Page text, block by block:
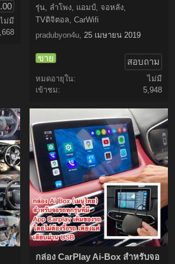
ไม่มี
รุ่น, ลำโพง, แอมป์, จอหลัง,
TVดิจิตอล, CarWifi
pradubyon4u 25 เมษายน 2019
ขาย สอบถาม
หมดอายุใน:
ไม่มี
เข้าชม:
5,948
กล่อง CarPlay Ai-Box สำหรับจอ